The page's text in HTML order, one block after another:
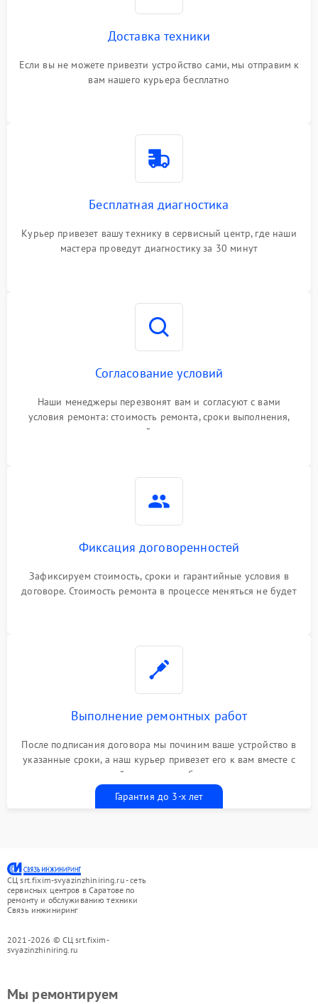
Доставка техники
Если вы не можете привезти устройство сами, мы отправим к
вам нашего курьера бесплатно
Бесплатная диагностика
Курьер привезет вашу технику в сервисный центр, где наши
мастера проведут диагностику за 30 минут
Согласование условий
Наши менеджеры перезвонят вам и согласуют с вами
условия ремонта: стоимость ремонта, сроки выполнения,
гарантийные условия
Фиксация договоренностей
Зафиксируем стоимость, сроки и гарантийные условия в
договоре. Стоимость ремонта в процессе меняться не будет
Выполнение ремонтных работ
После подписания договора мы починим ваше устройство в
указанные сроки, а наш курьер привезет его к вам вместе с
гарантийным талоном бесплатно
Гарантия до 3-х лет
СЦ srt.fixim-svyazinzhiniring.ru - сеть
сервисных центров в Саратове по
ремонту и обслуживанию техники
Связь инжиниринг
2021-2026 © СЦ srt.fixim-
svyazinzhiniring.ru
Мы ремонтируем